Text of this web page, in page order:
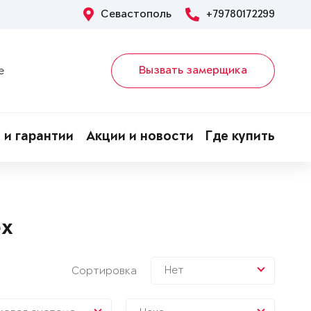
Севастополь +79780172299
Вызвать замерщика
гарантии Акции и новости Где купить
Сортировка Нет